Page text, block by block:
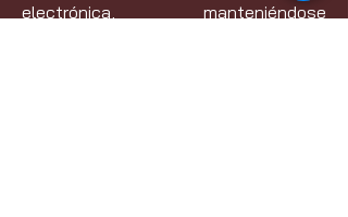
electrónica, manteniéndose